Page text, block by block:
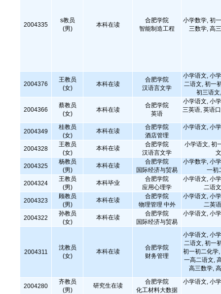
2004335
s教员
(男)
本科在读
合肥学院
智能制造工程
小学数学, 初
三数学, 高
2004376
王教员
(女)
本科在读
合肥学院
汉语言文学
小学语文, 小
二语文, 初一
初三语
2004366
蔡教员
(女)
本科在读
合肥学院
英语
小学语文, 小
三英语, 英语
2004349
桂教员
(女)
本科在读
合肥学院
酒店管理
小学语文, 小
2004328
王教员
(女)
本科在读
合肥学院
汉语言文学
小学语文, 初
2004325
杨教员
(男)
本科在读
合肥学院
国际经济与贸易
小学数学, 小
一初
2004324
王教员
(男)
本科毕业
合肥学院
应用心理学
小学语文, 小
二语
2004323
顾教员
(男)
本科在读
合肥学院
物理管理 中外
小学语文, 小
二英
2004322
孙教员
(女)
本科在读
合肥学院
国际经济与贸易
小学语文, 小
2004311
沈教员
(女)
本科在读
合肥学院
财务管理
小学语文, 小
二语文, 初一
初一初二化学
一高二语文,
高三数学,
2004280
齐教员
(男)
研究生在读
合肥学院
化工材料大数据
小学语文, 小